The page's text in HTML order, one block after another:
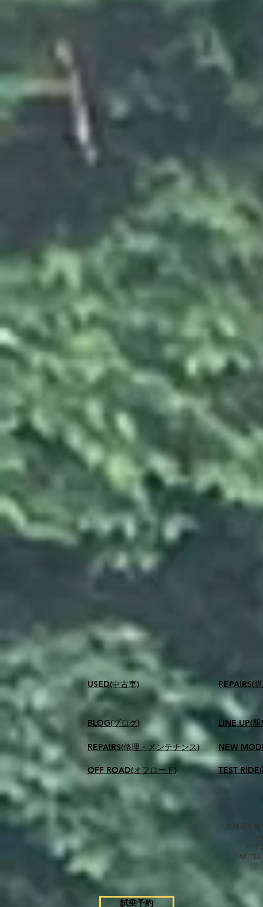
USED(中古車)
BLOG(ブログ)
REPAIRS(修理・メンテナンス)
OFF ROAD(オフロード)
​REPAIRS(
LINE UP(
NEW
TEST
京都府京
ベイ
FAX/
試乗予約